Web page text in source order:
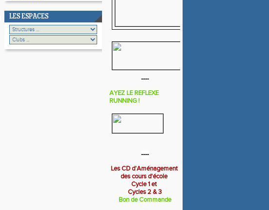
LES ESPACES
----
AYEZ LE REFLEXE
RUNNING !
----
Les CD d'Aménagement
des cours d'école
Cycle 1 et
Cycles 2 & 3
Bon de Commande